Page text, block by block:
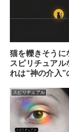
猫を轢きそうに
スピリチュアル
れは“神の介入”
スピリチュアル